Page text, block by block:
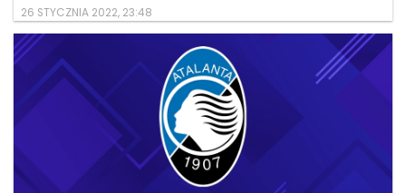
26 STYCZNIA 2022, 23:48